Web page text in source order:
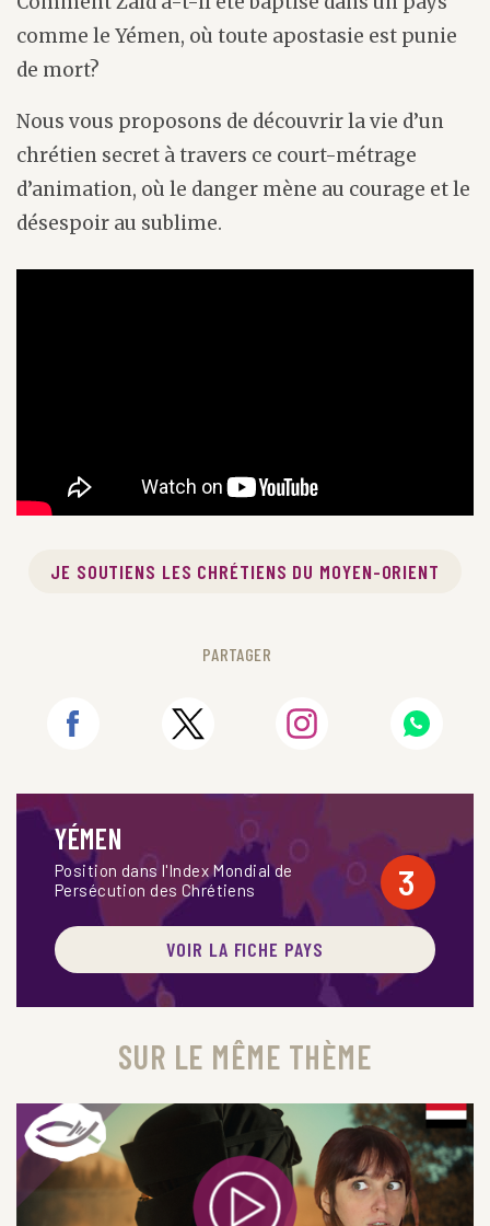
comme le Yémen, où toute apostasie est punie
de mort?
Nous vous proposons de découvrir la vie d’un
chrétien secret à travers ce court-métrage
d’animation, où le danger mène au courage et le
désespoir au sublime.
JE SOUTIENS LES CHRÉTIENS DU MOYEN-ORIENT
PARTAGER
YÉMEN
Position dans l'Index Mondial de
Persécution des Chrétiens
3
VOIR LA FICHE PAYS
SUR LE MÊME THÈME